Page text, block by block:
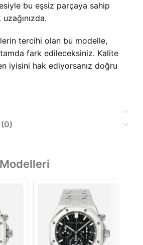
bu eşsiz parçaya sahip
tercihi olan bu modelle,
fark edileceksiniz. Kalite
iyisini hak ediyorsanız doğru